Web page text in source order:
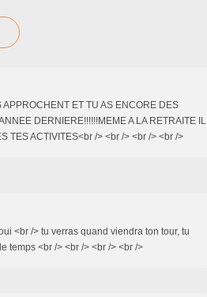
ET TU AS ENCORE DES
DERNIERE!!!!!!MEME A LA RETRAITE IL
TES ACTIVITES<br /> <br /> <br /> <br />
<br /> tu verras quand viendra ton tour, tu
temps <br /> <br /> <br /> <br />